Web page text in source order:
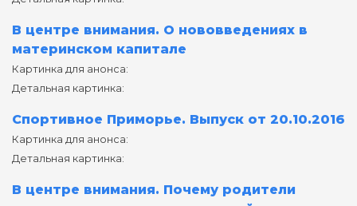
В центре внимания. О нововведениях в
материнском капитале
Картинка для анонса:
Детальная картинка:
Спортивное Приморье. Выпуск от 20.10.2016
Картинка для анонса:
Детальная картинка:
В центре внимания. Почему родители